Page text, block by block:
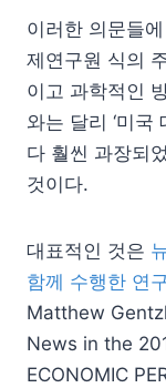
이러한 의문들
제연구원 식의
이고 과학적인
와는 달리 ‘미국
다 훨씬 과장되
것이다.
대표적인 것은
함께 수행한 연
Matthew
News in the
ECONOMIC